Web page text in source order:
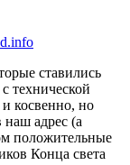
ставились
технической
косвенно, но
наш адрес (а
положительные
Конца света